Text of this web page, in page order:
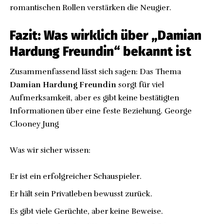
romantischen Rollen verstärken die Neugier.
Fazit: Was wirklich über „Damian
Hardung Freundin“ bekannt ist
Zusammenfassend lässt sich sagen: Das Thema
Damian Hardung Freundin sorgt für viel
Aufmerksamkeit, aber es gibt keine bestätigten
Informationen über eine feste Beziehung. George
Clooney Jung
Was wir sicher wissen:
Er ist ein erfolgreicher Schauspieler.
Er hält sein Privatleben bewusst zurück.
Es gibt viele Gerüchte, aber keine Beweise.